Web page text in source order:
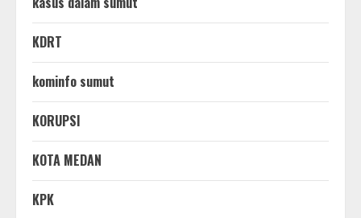
KDRT
kominfo sumut
KORUPSI
KOTA MEDAN
KPK